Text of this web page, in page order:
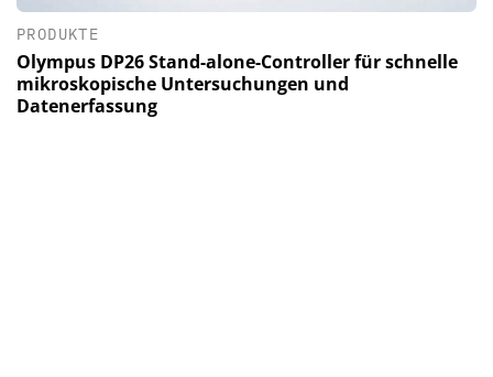
PRODUKTE
Olympus DP26 Stand-alone-Controller für schnelle
mikroskopische Untersuchungen und
Datenerfassung